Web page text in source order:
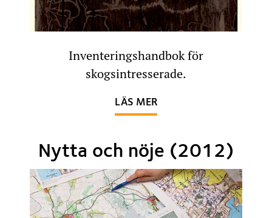
Inventeringshandbok för
skogsintresserade.
LÄS MEROM STIG IN I SKOGEN
Nytta och nöje (2012)